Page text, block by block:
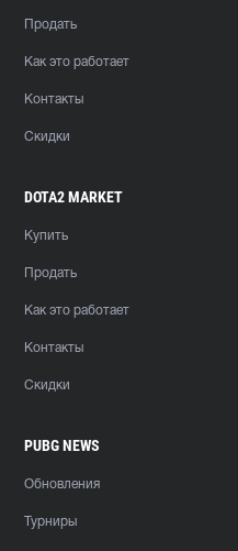
Продать
Как это работает
Контакты
Скидки
DOTA2 MARKET
Купить
Продать
Как это работает
Контакты
Скидки
PUBG NEWS
Обновления
Турниры